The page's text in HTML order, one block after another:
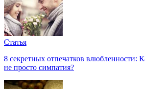
Статья
8 секретных отпечатков влюбленности:
не просто симпатия?